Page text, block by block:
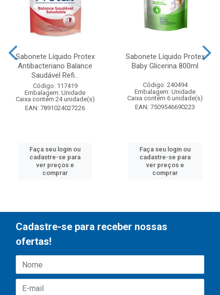
Sabonete Líquido Protex
Antibacteriano Balance
Saudável Refi...
Código: 117419
Embalagem: Unidade
Caixa contém 24 unidade(s)
EAN: 7891024027226
Faça seu login ou
cadastre-se para
ver preços e
comprar
Sabonete Líquido Protex
Baby Glicerina 800ml
Código: 240494
Embalagem: Unidade
Caixa contém 6 unidade(s)
EAN: 7509546690223
Faça seu login ou
cadastre-se para
ver preços e
comprar
Cadastre-se para receber nossas
ofertas!